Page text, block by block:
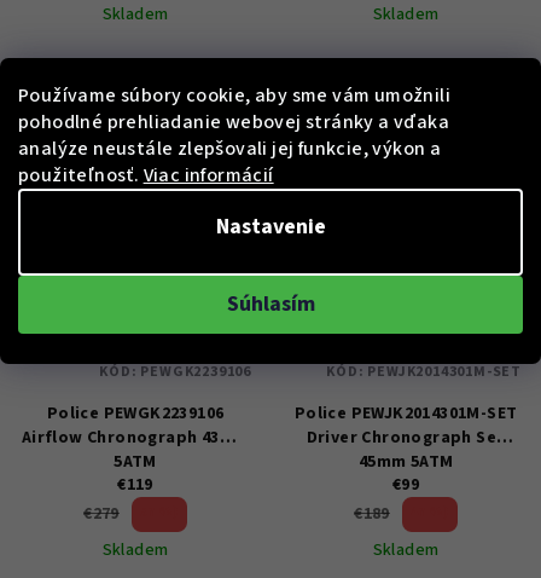
Používame súbory cookie, aby sme vám umožnili
pohodlné prehliadanie webovej stránky a vďaka
analýze neustále zlepšovali jej funkcie, výkon a
použiteľnosť. Viac informácií
Nastavenie
Súhlasím
Skladem
Do košíka
Skladem
Do košíka
Police PEWGK2239106
Airflow Chronograph 43mm
5ATM
€119
€279
Skladem
KÓD: PEWGK2239106
Police PEWJK2014301M-SET
Driver Chronograph Set
45mm 5ATM
€99
€189
Skladem
KÓD: PEWJK2014301M-SET